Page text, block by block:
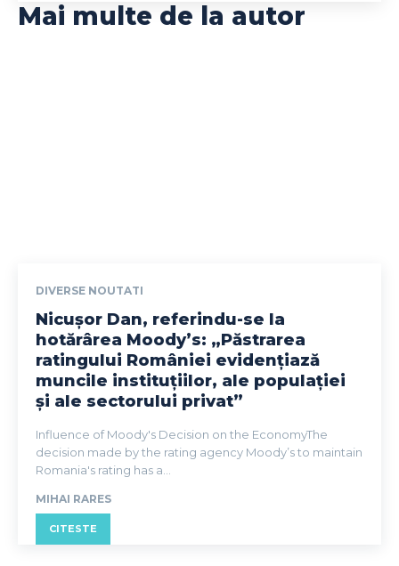
Mai multe de la autor
DIVERSE NOUTATI
Nicușor Dan, referindu-se la
hotărârea Moody’s: „Păstrarea
ratingului României evidențiază
muncile instituțiilor, ale populației
și ale sectorului privat”
Influence of Moody's Decision on the EconomyThe
decision made by the rating agency Moody’s to maintain
Romania's rating has a...
MIHAI RARES
CITESTE